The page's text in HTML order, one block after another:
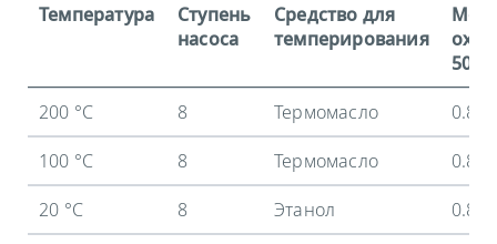
Температура
Ступень
насоса
Средство для
темперирования
50 Гц
200 °C
8 Термомасло
0.8
100 °C
8 Термомасло
0.8
20 °C
8 Этанол
0.8